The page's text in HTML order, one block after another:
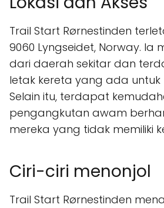
Trail Start Rørnestinden
9060 Lyngseidet, Norway. Ia
dari daerah sekitar dan
letak kereta yang ada untuk
Selain itu, terdapat
pengangkutan awam
mereka yang tidak memiliki
Ciri-ciri menonjol
Trail Start Rørnestinden